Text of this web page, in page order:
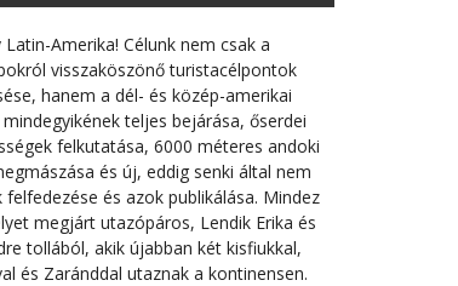
Latin-Amerika! Célunk nem csak a
visszaköszönő turistacélpontok
hanem a dél- és közép-amerikai
teljes bejárása, őserdei
felkutatása, 6000 méteres andoki
és új, eddig senki által nem
felfedezése és azok publikálása. Mindez
megjárt utazópáros, Lendik Erika és
tollából, akik újabban két kisfiukkal,
és Zaránddal utaznak a kontinensen.